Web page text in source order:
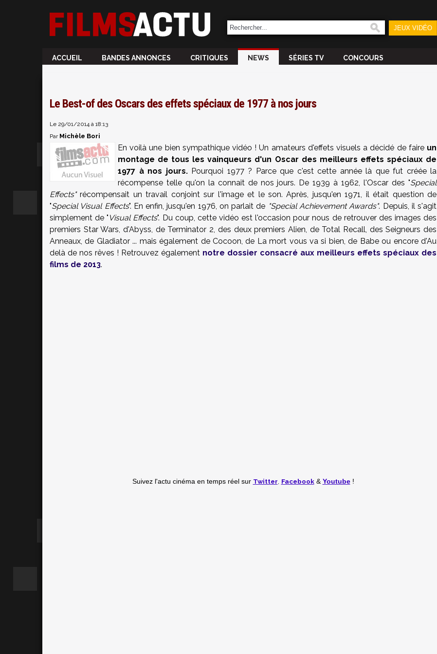
JEUX VIDÉO
ACCUEIL BANDES ANNONCES CRITIQUES NEWS SÉRIES TV CONCOURS
Le Best-of des Oscars des effets spéciaux de 1977 à nos jours
Le 29/01/2014 à 18:13
Par Michèle Bori
En voilà une bien sympathique vidéo ! Un amateurs d'effets visuels a décidé de faire un
montage de tous les vainqueurs d'un Oscar des meilleurs effets spéciaux de
1977 à nos jours.Pourquoi 1977 ? Parce que c'est cette année là que fut créée la
récompense telle qu'on la connait de nos jours. De 1939 à 1962, l'Oscar des "Special
Effects"récompensait un travail conjoint sur l'image et le son. Après, jusqu'en 1971, il était question de
"Special Visual Effects". En enfin, jusqu'en 1976, on parlait de "Special Achievement Awards". Depuis, il s'agit
simplement de " Visual Effects". Du coup, cette vidéo est l'occasion pour nous de retrouver des images des
premiers Star Wars, d'Abyss, de Terminator 2, des deux premiers Alien, de Total Recall, des Seigneurs des
Anneaux, de Gladiator ... mais également de Cocoon, de La mort vous va si bien, de Babe ou encore d'Au
delà de nos rêves ! Retrouvez également notre dossier consacré aux meilleurs effets spéciaux des
films de 2013.
Suivez l'actu cinéma en temps réel sur Twitter Facebook& Youtube!